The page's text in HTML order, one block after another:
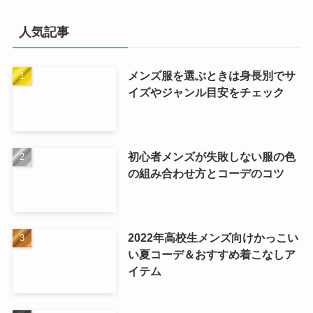
人気記事
メンズ服を選ぶときは身長別でサ
イズやジャンル目安をチェック
初心者メンズが失敗しない服の色
の組み合わせ方とコーデのコツ
2022年高校生メンズ向けかっこい
い夏コーデ＆おすすめ着こなしア
イテム